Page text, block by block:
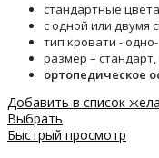
стандартные
с одной или двумя
тип кровати -
размер –
ортопедическое
Добавить в список
Выбрать
Быстрый просмотр